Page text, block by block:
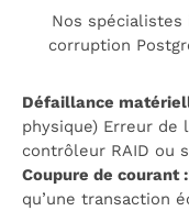
Nos
corruption
Défaillance
physique) Erreur de
contrôleur RAID ou
Coupure de courant :
qu’une transaction